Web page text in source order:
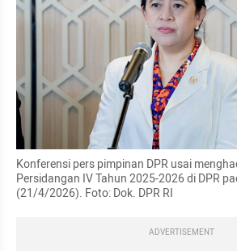
Konferensi pers pimpinan DPR usai
Persidangan IV Tahun 2025-2026 di DPR
(21/4/2026). Foto: Dok. DPR RI
ADVERTISEMENT